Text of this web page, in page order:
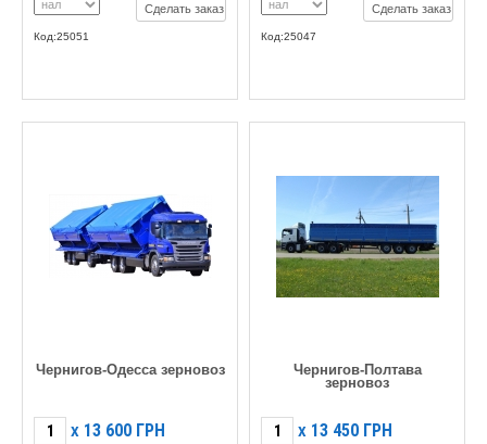
Сделать заказ
Код:25051
Сделать заказ
Код:25047
Чернигов-Одесса зерновоз
X 13 600 ГРН
Чернигов-Полтава
зерновоз
X 13 450 ГРН